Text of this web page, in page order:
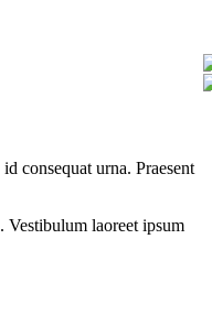
consequat urna. Praesent
Vestibulum laoreet ipsum